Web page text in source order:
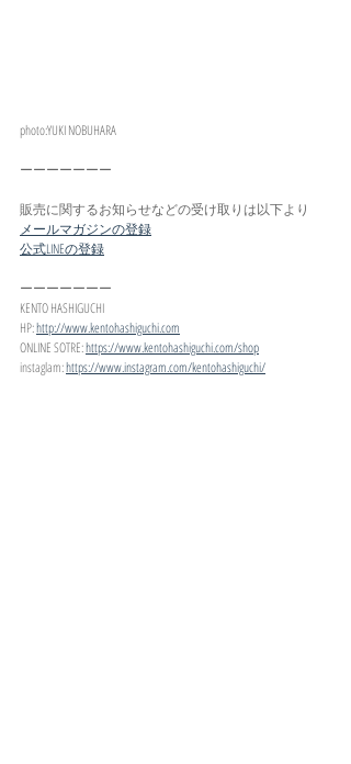
photo:YUKI NOBUHARA
ーーーーーーー
販売に関するお知らせなどの受け取りは以下より
メールマガジンの登録
公式LINEの登録
ーーーーーーー
KENTO HASHIGUCHI
HP: http://www.kentohashiguchi.com
ONLINE SOTRE: https://www.kentohashiguchi.com/shop
instaglam: https://www.instagram.com/kentohashiguchi/